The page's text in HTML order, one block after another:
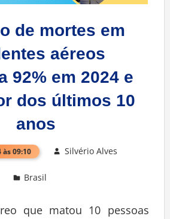
de mortes em
aéreos
92% em 2024 e
dos últimos 10
anos
09:10 Silvério Alves
Brasil
que matou 10 pessoas